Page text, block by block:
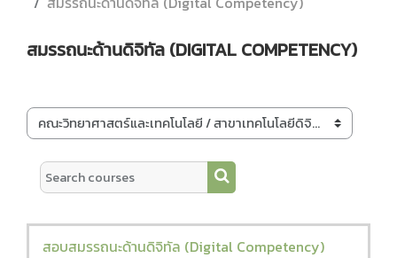
สมรรถนะด้านดิจิทัล (DIGITAL COMPETENCY)
Course categories
Search courses
Search courses
สอบสมรรถนะด้านดิจิทัล (Digital Competency)